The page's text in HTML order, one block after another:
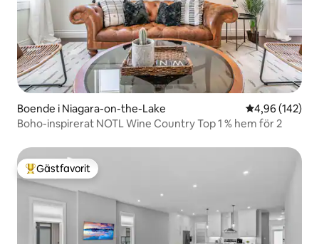
Boende i Niagara-on-the-Lake 4,96 av 5 i
4,96 (142)
Boho-inspirerat NOTL Wine Country Top 1 % hem för 2
Populär gästfavorit
Gästfavorit